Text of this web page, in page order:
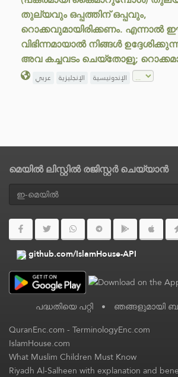
തുല്യവും ഒപ്പത്തിന് ഒപ്പവും,
റൊക്കവുമായിരിക്കണം.
വിഭിന്നമായാൽ നിങ്ങൾ
അവ കച്ചവടം ചെയ്തോളൂ;
عربي الإنجليزية الإندونيسية
മെയിൽ ലിസ്റ്റിൽ രജിസ്റ്റർ ചെയ്യാൻ
github.com/IslamHouse-API
പദ്ധതിയെ പറ്റി • ഞങ്ങളുമായി
QuranEnc.com-TerminologyEnc.com
IslamHouse.com
What Muslim Children Must Know
Riyadh Al-Salheen with explanation and